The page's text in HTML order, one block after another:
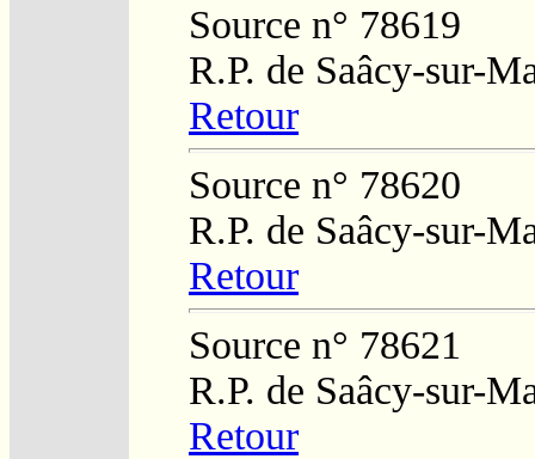
Source n° 78619
R.P. de Saâcy-sur-
Retour
Source n° 78620
R.P. de Saâcy-sur-
Retour
Source n° 78621
R.P. de Saâcy-sur-
Retour